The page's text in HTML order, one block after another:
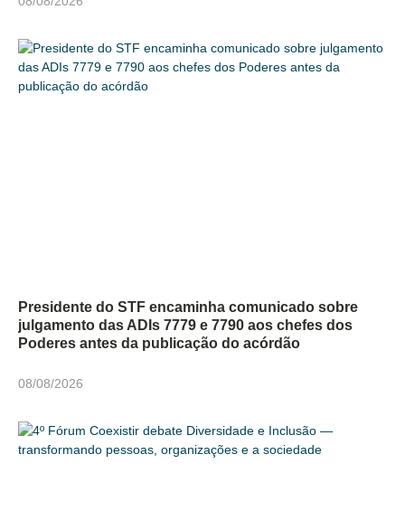
Presidente do STF encaminha comunicado sobre
julgamento das ADIs 7779 e 7790 aos chefes dos
Poderes antes da publicação do acórdão
08/08/2026